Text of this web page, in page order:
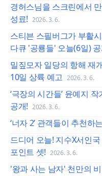
경허스님을 스크린에서
성료! 2026. 3. 6.
스티븐 스필버그가 부활
다큐 '공룡들' 오늘(6일)
밀짚모자 일당의 항해 재
10일 상륙 예고 2026. 3. 6.
‘극장의 시간들’ 윤예지
공개! 2026. 3. 6.
‘너자 2’ 관객들이 추천하
드디어 오늘! 지수X서인
포인트 셋! 2026. 3. 6.
'왕과 사는 남자' 천만의